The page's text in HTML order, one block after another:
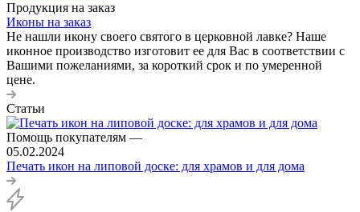
Продукция на заказ
Иконы на заказ
Не нашли икону своего святого в церковной лавке? Наше
иконное производство изготовит ее для Вас в соответствии с
Вашими пожеланиями, за короткий срок и по умеренной
цене.
Статьи
Помощь покупателям —
05.02.2024
Печать икон на липовой доске: для храмов и для дома